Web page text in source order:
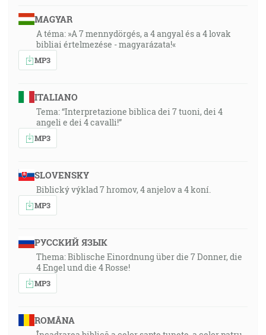
MAGYAR
A téma: »A 7 mennydörgés, a 4 angyal és a 4 lovak
bibliai értelmezése - magyarázata!«
MP3
ITALIANO
Tema: “Interpretazione biblica dei 7 tuoni, dei 4
angeli e dei 4 cavalli!”
MP3
SLOVENSKY
Biblický výklad 7 hromov, 4 anjelov a 4 koní.
MP3
РУССКИЙ ЯЗЫК
Thema: Biblische Einordnung über die 7 Donner, die
4 Engel und die 4 Rosse!
MP3
ROMÂNA